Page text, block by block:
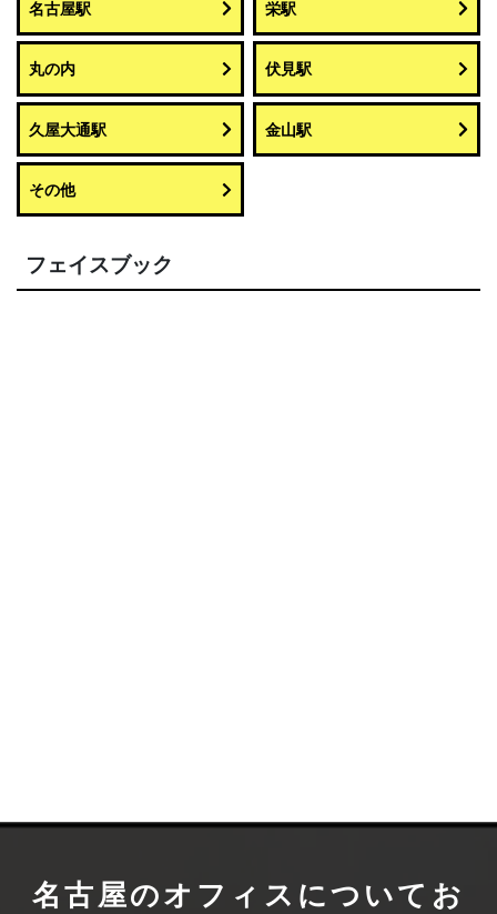
名古屋駅 栄駅
丸の内 伏見駅
久屋大通駅 金山駅
その他
フェイスブック
名古屋のオフィスについて お